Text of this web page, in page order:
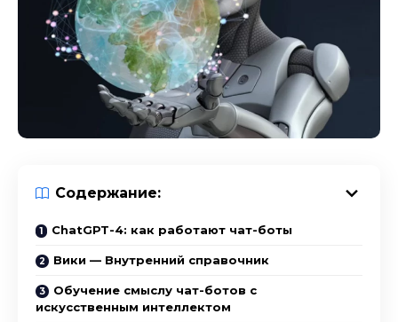
Содержание:
ChatGPT-4: как работают чат-боты
Вики — Внутренний справочник
Обучение смыслу чат-ботов с
искусственным интеллектом